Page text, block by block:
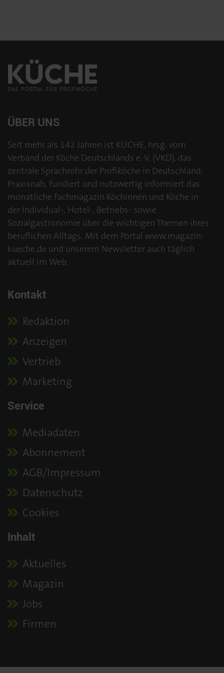
ÜBER UNS
Seit mehr als 142 Jahren ist KÜCHE, hrsg. vom
Verband der Köche Deutschlands e. V. (VKD), das
zentrale Sprachrohr der Profiköche in Deutschland.
Praxisnah, fundiert und nutzwertig informiert das
monatliche Fachmagazin Köchinnen und Köche in
der Individual-, Hotel-, Betriebs- sowie
Sozialgastronomie über die wichtigen Themen ihres
beruflichen Alltags. Mit dem Portal www.magazin-
kueche.de und unserem Newsletter auch täglich
aktuell im Web.
Kontakt
Redaktion
Anzeigen
Vertrieb
Marketing
Service
Mediadaten
Abonnement
AGB/Impressum
Datenschutz
Cookies
Inhalt
Aktuelles
Magazin
Jobs
Firmen